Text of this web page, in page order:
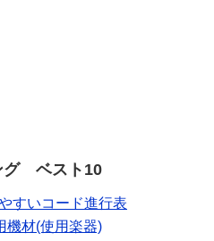
グ ベスト10
すいコード進行表
機材(使用楽器)